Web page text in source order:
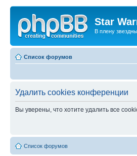
Star
В плену
Список форумов
Удалить cookies конференции
Вы уверены, что хотите удалить все
Список форумов